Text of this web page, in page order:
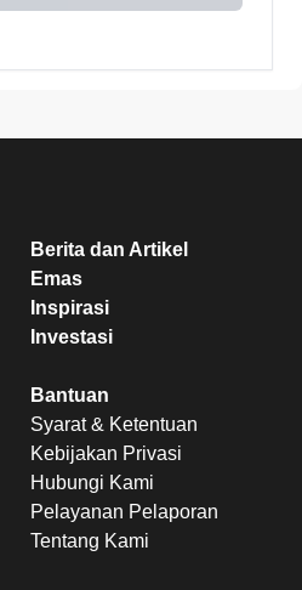
Berita dan Artikel
Emas
Inspirasi
Investasi
Bantuan
Syarat & Ketentuan
Kebijakan Privasi
Hubungi Kami
Pelayanan Pelaporan
Tentang Kami